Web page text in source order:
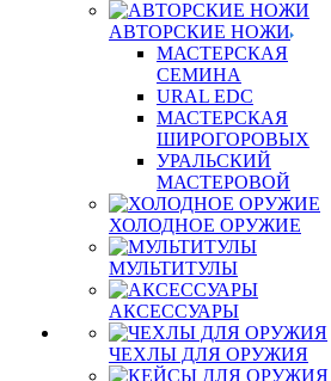
АВТОРСКИЕ НОЖИ
МАСТЕРСКАЯ
СЕМИНА
URAL EDC
МАСТЕРСКАЯ
ШИРОГОРОВЫХ
УРАЛЬСКИЙ
МАСТЕРОВОЙ
ХОЛОДНОЕ ОРУЖИЕ
МУЛЬТИТУЛЫ
АКСЕССУАРЫ
ЧЕХЛЫ ДЛЯ ОРУЖИЯ